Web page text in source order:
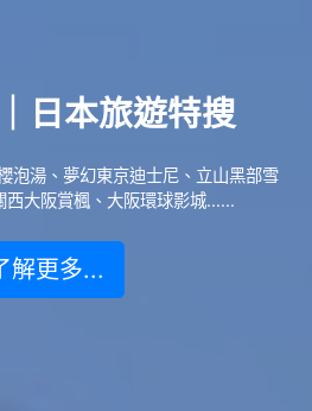
日本旅遊特搜
泡湯、夢幻東京迪士尼、立山黑部雪
西大阪賞楓、大阪環球影城......
解更多...